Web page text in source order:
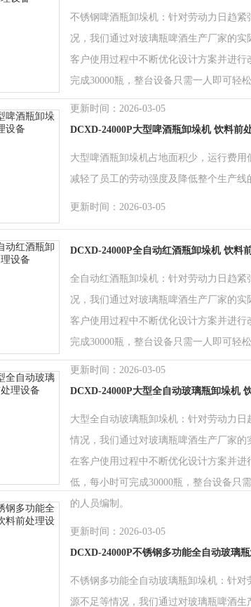
不锈钢啤酒瓶卸垛机：针对劳动力日趋
况，我们通过对玻璃瓶啤酒生产厂家的
客户使用过程中不断优化设计方案并进
完成30000瓶，整台设备只需一人即可轻
更新时间：2026-03-05
DCXD-24000P大型啤酒瓶卸垛机 饮料前
大型啤酒瓶卸垛机占地面积少，运行费用
减轻了员工的劳动强度及降低整个生产线
更新时间：2026-03-05
DCXD-24000P全自动红酒瓶卸垛机 饮料
全自动红酒瓶卸垛机：针对劳动力日趋
况，我们通过对玻璃瓶啤酒生产厂家的
客户使用过程中不断优化设计方案并进
完成30000瓶，整台设备只需一人即可轻
更新时间：2026-03-05
DCXD-24000P大型全自动玻璃瓶卸垛机
大型全自动玻璃瓶卸垛机：针对劳动力
情况，我们通过对玻璃瓶啤酒生产厂家
在客户使用过程中不断优化设计方案并
低，每小时可完成30000瓶，整台设备只
的人员编制。
更新时间：2026-03-05
DCXD-24000P不锈钢多功能全自动玻璃
不锈钢多功能全自动玻璃瓶卸垛机：针
源不足等情况，我们通过对玻璃瓶啤酒